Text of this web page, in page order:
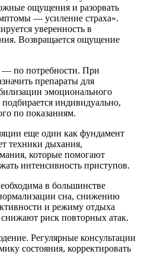
ощущения и разорвать
— усиление страха».
уверенность в
Возвращается ощущение
— по потребности. При
препараты для
эмоционального
индивидуально,
по показаниям.
еще один как фундамент
техники дыхания,
которые помогают
интенсивность приступов.
в большинстве
сна, снижению
и режиму отдыха
риск повторных атак.
Регулярные консультации
состояния, корректировать